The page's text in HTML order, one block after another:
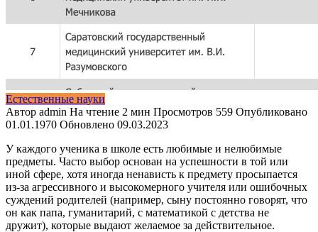
Естественные науки
Автор admin На чтение 2 мин Просмотров 559 Опубликовано
01.01.1970 Обновлено 09.03.2023
У каждого ученика в школе есть любимые и нелюбимые
предметы. Часто выбор основан на успешности в той или
иной сфере, хотя иногда ненависть к предмету просыпается
из-за агрессивного и высокомерного учителя или ошибочных
суждений родителей (например, сыну постоянно говорят, что
он как папа, гуманитарий, с математикой с детства не
дружит), которые выдают желаемое за действительное.